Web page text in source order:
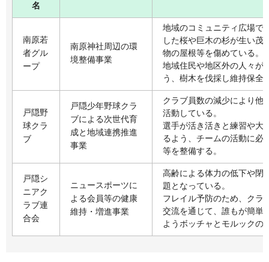
名
南原若
者グル
ープ
南原神社周辺の環
境整備事業
地域のコミュニティ広場で
した桜や巨木の杉が生い茂
物の屋根等を傷めている。
地域住民や地区外の人々が
う、樹木を伐採し維持保全
戸隠野
球クラ
ブ
戸隠少年野球クラ
ブによる次世代育
成と地域連携推進
事業
クラブ員数の減少により他
活動している。
選手が活き活きと練習や大
るよう、チームの活動に必
等を整備する。
戸隠シ
ニアク
ラブ連
合会
ニュースポーツに
よる会員等の健康
維持・増進事業
高齢による体力の低下や閉
題となっている。
フレイル予防のため、クラ
交流を通じて、誰もが簡単
ようボッチャとモルックの